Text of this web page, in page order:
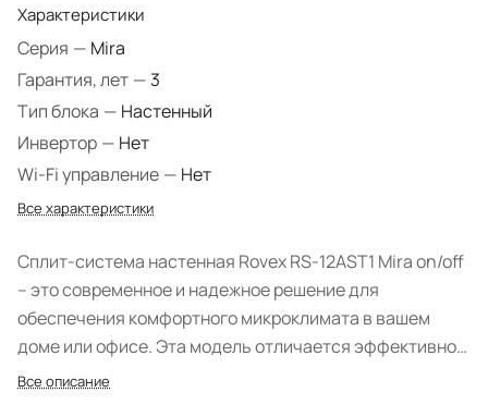
Характеристики
Серия — Mira
Гарантия, лет — 3
Тип блока — Настенный
Инвертор — Нет
Wi-Fi управление — Нет
Все характеристики
Сплит-система настенная Rovex RS-12AST1 Mira on/off
– это современное и надежное решение для
обеспечения комфортного микроклимата в вашем
доме или офисе. Эта модель отличается эффективной
работой, высоким качеством материалов и
Все описание